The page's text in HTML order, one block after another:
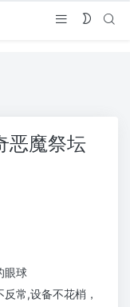
恶魔祭坛
眼球
常,设备不花梢，